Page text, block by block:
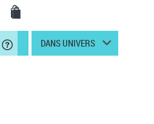
DANS UNIVERS